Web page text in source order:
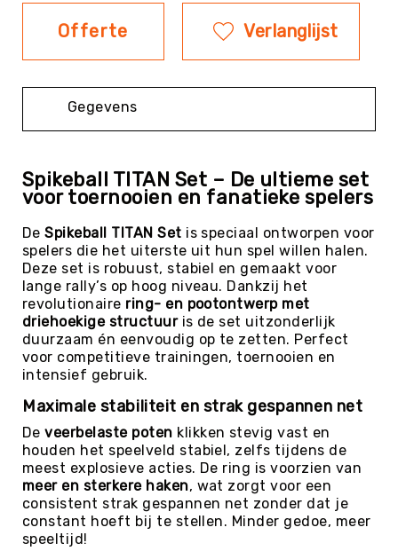
Frisbee
&
&
Softbal
de
Boules
KanJam
Kin-
Ball
&
Omnikin®
Klimmen
Korfbal
Knotshockey
Lacrosse
Mountainbiken
(MTB)
Oriëntatie
Offerte Verlanglijst
Gegevens
Spikeball TITAN Set – De ultieme set
voor toernooien en fanatieke spelers
DeSpikeball TITAN Set is speciaal ontworpen voor
spelers die het uiterste uit hun spel willen halen.
Deze set is robuust, stabiel en gemaakt voor
lange rally’s op hoog niveau. Dankzij het
revolutionaire ring- en pootontwerp met
driehoekige structuuris de set uitzonderlijk
duurzaam én eenvoudig op te zetten. Perfect
voor competitieve trainingen, toernooien en
intensief gebruik.
Maximale stabiliteit en strak gespannen net
Deveerbelaste poten klikken stevig vast en
houden het speelveld stabiel, zelfs tijdens de
meest explosieve acties. De ring is voorzien van
meer en sterkere haken, wat zorgt voor een
consistent strak gespannen net zonder dat je
constant hoeft bij te stellen. Minder gedoe, meer
speeltijd!